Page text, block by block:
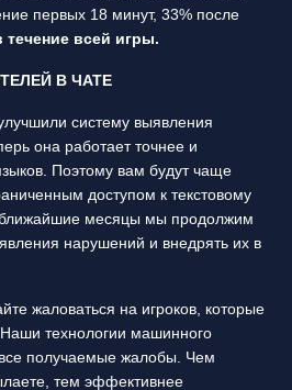
первых 18 минут, 33% после
течение всей игры.
В ЧАТЕ
систему выявления
она работает точнее и
Поэтому вам будут чаще
доступом к текстовому
ближайшие месяцы мы продолжим
нарушений и внедрять их в
жаловаться на игроков, которые
технологии машинного
получаемые жалобы. Чем
тем эффективнее